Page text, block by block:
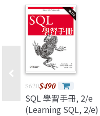
$620$490
SQL 學習手冊, 2/e
(Learning SQL, 2/e)